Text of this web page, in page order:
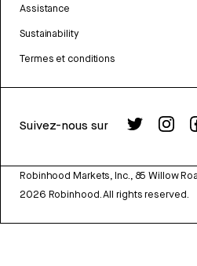
Assistance
Sustainability
Termes et conditions
Suivez-nous sur
Robinhood Markets, Inc., 85 Willow
2026 Robinhood. All rights reserved.